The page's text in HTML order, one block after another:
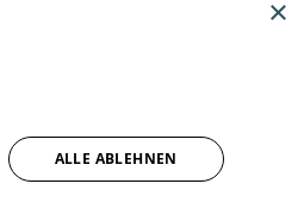
×
ALLE ABLEHNEN